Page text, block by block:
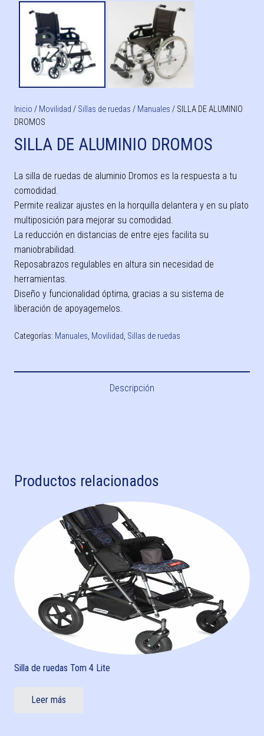
Inicio / Movilidad / Sillas de ruedas / Manuales / SILLA DE ALUMINIO
DROMOS
SILLA DE ALUMINIO DROMOS
La silla de ruedas de aluminio Dromos es la respuesta a tu
comodidad.
Permite realizar ajustes en la horquilla delantera y en su plato
multiposición para mejorar su comodidad.
La reducción en distancias de entre ejes facilita su
maniobrabilidad.
Reposabrazos regulables en altura sin necesidad de
herramientas.
Diseño y funcionalidad óptima, gracias a su sistema de
liberación de apoyagemelos.
Categorías: Manuales, Movilidad, Sillas de ruedas
Descripción
Productos relacionados
Silla de ruedas Tom 4 Lite
Leer más